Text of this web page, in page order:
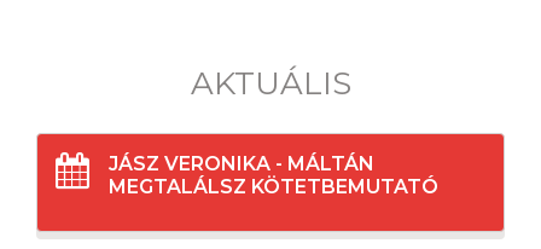
AKTUÁLIS
JÁSZ VERONIKA - MÁLTÁN
MEGTALÁLSZ KÖTETBEMUTATÓ